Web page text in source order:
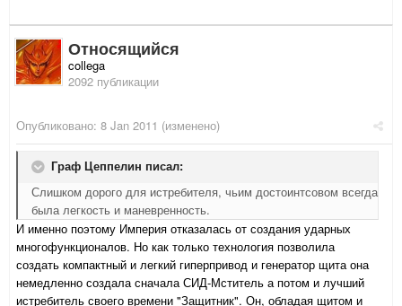
Относящийся
collega
2092 публикации
Опубликовано: 8 Jan 2011 (изменено)
Граф Цеппелин писал:
Слишком дорого для истребителя, чьим достоинтсовом всегда
была легкость и маневренность.
И именно поэтому Империя отказалась от создания ударных
многофункционалов. Но как только технология позволила
создать компактный и легкий гиперпривод и генератор щита она
немедленно создала сначала СИД-Мститель а потом и лучший
истребитель своего времени "Защитник". Он, обладая щитом и